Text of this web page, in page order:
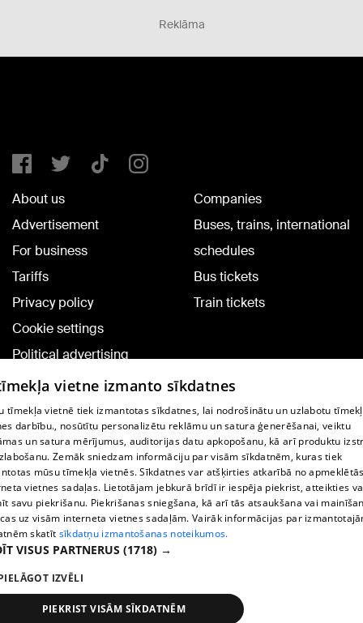
Reklāma
About us
Advertisement
For business
Tariffs
Privacy policy
Cookie settings
Political advertising
Cookie policy
Commenting terms
Companies
Buses, trains, international
schedules
Bus tickets
Train tickets
TV program
Contract rules
360 Ziņu kontakti
Helio Media
Vortal assistance service: e-mail -
All rights reserved.
vietne izmanto sīkdatnes
tīmekļa vietnē tiek izmantotas sīkdatnes, lai nodrošinātu un uzlabotu
darbību., nosūtītu personalizētu reklāmu un satura ģenerēšanai, veiktu
un satura mērījumus, auditorijas datu apkopošanu, kā arī produktu
Zemāk sniedzam informāciju par visām sīkdatnēm, kuras tiek
mūsu tīmekļa vietnēs. Sīkdatnes var atšķirties atkarībā no
vietnes sadaļas. Lietotājam jebkurā brīdī ir iespēja piekrist, atteikties
savu piekrišanu. Piekrišanas sniegšana, kā arī tās atsaukšana vai
uz visām interneta vietnes sadaļām. Vairāk informācijas par
skatīt sīkdatņu izmantošanas noteikumos.
VISUS PARTNERUS (1718) →
IZVĒLI
PIEKRIST VISĀM SĪKDATNĒM